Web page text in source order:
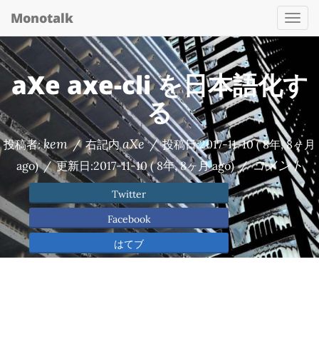
Monotalk
aXe axe-cli を日本語化す
る
投稿者:kem / 右記内aXe / 投稿日:2017-11-10( 8年, 8ヶ月
ago) / 更新日:2017-11-10( 8年, 8ヶ月 ago) / コメント
Twitter
Facebook
はてブ